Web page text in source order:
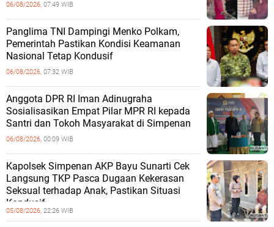
06/08/2026, 07:49 WIB
Panglima TNI Dampingi Menko Polkam,
Pemerintah Pastikan Kondisi Keamanan
Nasional Tetap Kondusif
06/08/2026, 07:32 WIB
Anggota DPR RI Iman Adinugraha
Sosialisasikan Empat Pilar MPR RI kepada
Santri dan Tokoh Masyarakat di Simpenan
06/08/2026, 00:09 WIB
Kapolsek Simpenan AKP Bayu Sunarti Cek
Langsung TKP Pasca Dugaan Kekerasan
Seksual terhadap Anak, Pastikan Situasi
Kondusif
05/08/2026, 22:26 WIB